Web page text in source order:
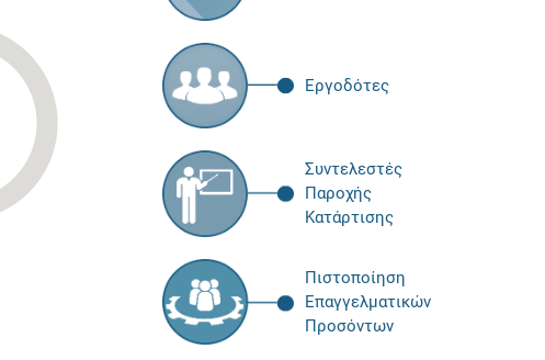
Εργοδότες
Συντελεστές
Παροχής
Κατάρτισης
Πιστοποίηση
Επαγγελματικών
Προσόντων